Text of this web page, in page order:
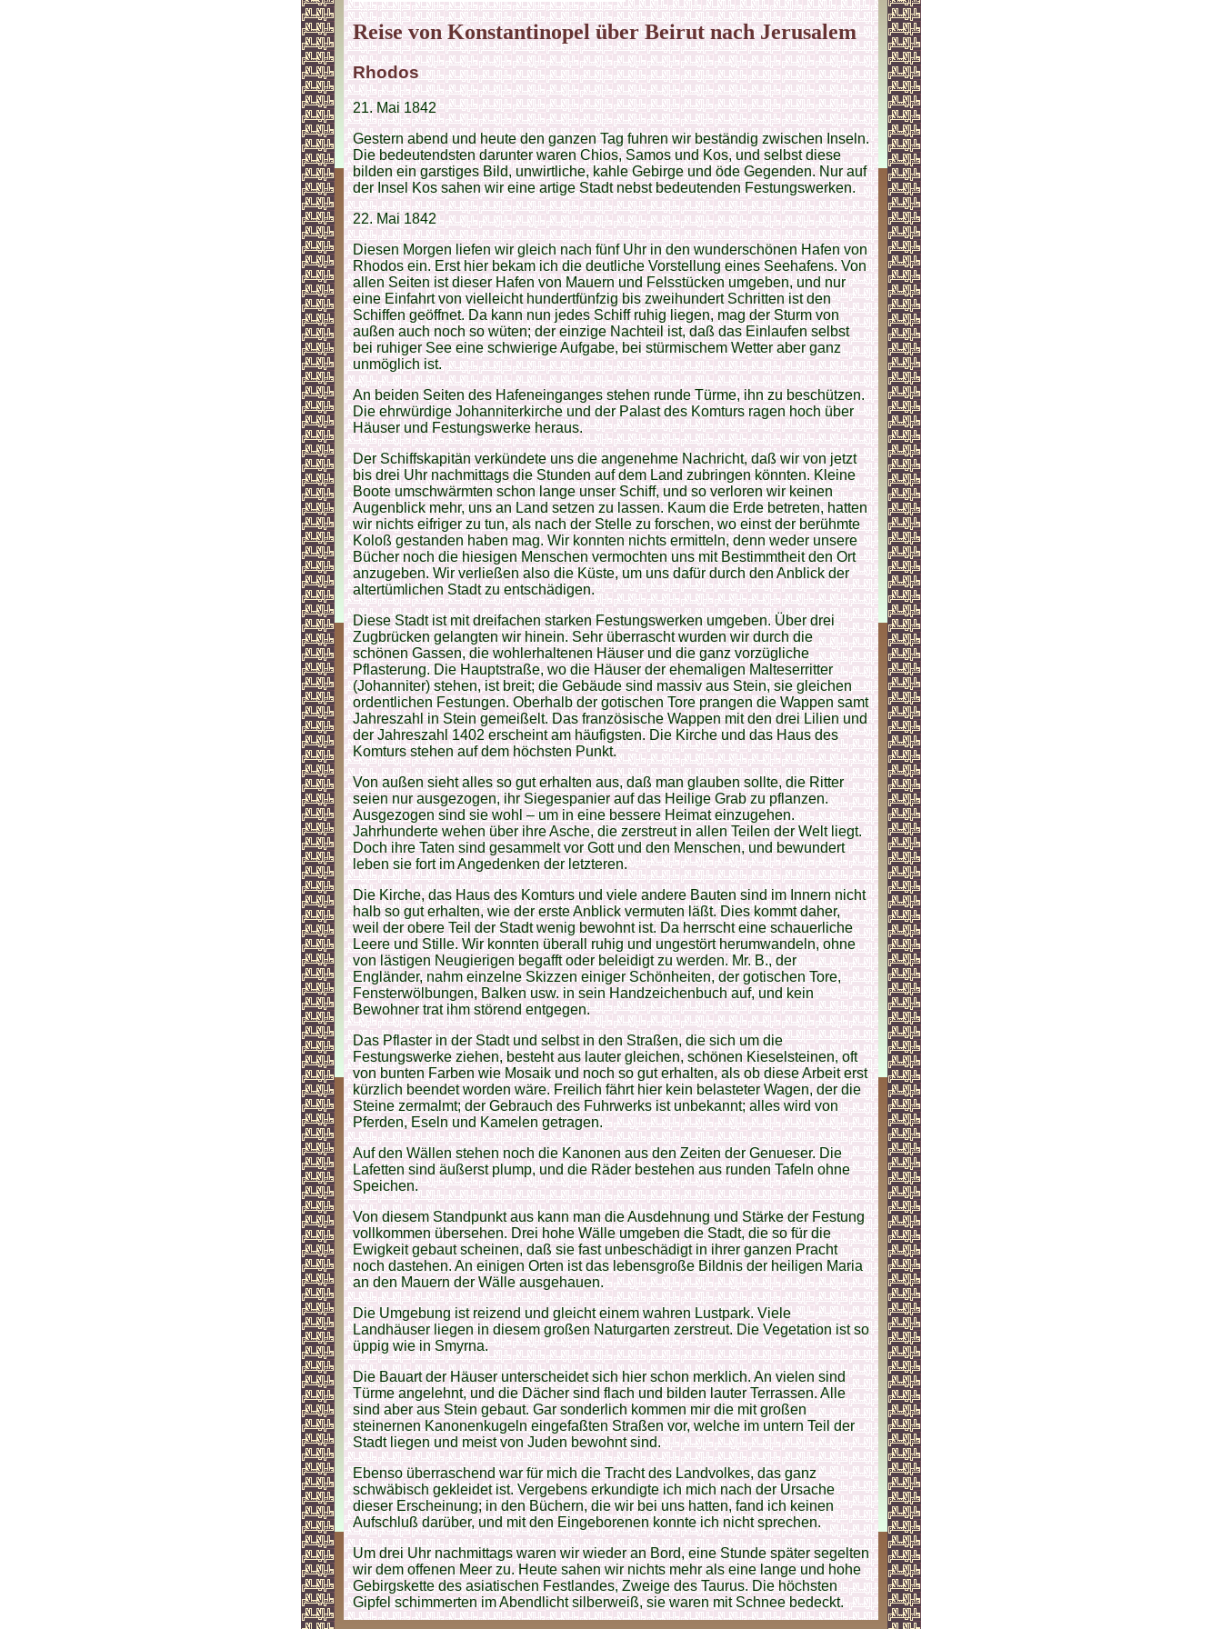
Reise von Konstantinopel über Beirut nach Jerusalem
Rhodos
21. Mai 1842
Gestern abend und heute den ganzen Tag fuhren wir beständig zwischen Inseln.
Die bedeutendsten darunter waren Chios, Samos und Kos, und selbst diese
bilden ein garstiges Bild, unwirtliche, kahle Gebirge und öde Gegenden. Nur auf
der Insel Kos sahen wir eine artige Stadt nebst bedeutenden Festungswerken.
22. Mai 1842
Diesen Morgen liefen wir gleich nach fünf Uhr in den wunderschönen Hafen von
Rhodos ein. Erst hier bekam ich die deutliche Vorstellung eines Seehafens. Von
allen Seiten ist dieser Hafen von Mauern und Felsstücken umgeben, und nur
eine Einfahrt von vielleicht hundertfünfzig bis zweihundert Schritten ist den
Schiffen geöffnet. Da kann nun jedes Schiff ruhig liegen, mag der Sturm von
außen auch noch so wüten; der einzige Nachteil ist, daß das Einlaufen selbst
bei ruhiger See eine schwierige Aufgabe, bei stürmischem Wetter aber ganz
unmöglich ist.
An beiden Seiten des Hafeneinganges stehen runde Türme, ihn zu beschützen.
Die ehrwürdige Johanniterkirche und der Palast des Komturs ragen hoch über
Häuser und Festungswerke heraus.
Der Schiffskapitän verkündete uns die angenehme Nachricht, daß wir von jetzt
bis drei Uhr nachmittags die Stunden auf dem Land zubringen könnten. Kleine
Boote umschwärmten schon lange unser Schiff, und so verloren wir keinen
Augenblick mehr, uns an Land setzen zu lassen. Kaum die Erde betreten, hatten
wir nichts eifriger zu tun, als nach der Stelle zu forschen, wo einst der berühmte
Koloß gestanden haben mag. Wir konnten nichts ermitteln, denn weder unsere
Bücher noch die hiesigen Menschen vermochten uns mit Bestimmtheit den Ort
anzugeben. Wir verließen also die Küste, um uns dafür durch den Anblick der
altertümlichen Stadt zu entschädigen.
Diese Stadt ist mit dreifachen starken Festungswerken umgeben. Über drei
Zugbrücken gelangten wir hinein. Sehr überrascht wurden wir durch die
schönen Gassen, die wohlerhaltenen Häuser und die ganz vorzügliche
Pflasterung. Die Hauptstraße, wo die Häuser der ehemaligen Malteserritter
(Johanniter) stehen, ist breit; die Gebäude sind massiv aus Stein, sie gleichen
ordentlichen Festungen. Oberhalb der gotischen Tore prangen die Wappen samt
Jahreszahl in Stein gemeißelt. Das französische Wappen mit den drei Lilien und
der Jahreszahl 1402 erscheint am häufigsten. Die Kirche und das Haus des
Komturs stehen auf dem höchsten Punkt.
Von außen sieht alles so gut erhalten aus, daß man glauben sollte, die Ritter
seien nur ausgezogen, ihr Siegespanier auf das Heilige Grab zu pflanzen.
Ausgezogen sind sie wohl – um in eine bessere Heimat einzugehen.
Jahrhunderte wehen über ihre Asche, die zerstreut in allen Teilen der Welt liegt.
Doch ihre Taten sind gesammelt vor Gott und den Menschen, und bewundert
leben sie fort im Angedenken der letzteren.
Die Kirche, das Haus des Komturs und viele andere Bauten sind im Innern nicht
halb so gut erhalten, wie der erste Anblick vermuten läßt. Dies kommt daher,
weil der obere Teil der Stadt wenig bewohnt ist. Da herrscht eine schauerliche
Leere und Stille. Wir konnten überall ruhig und ungestört herumwandeln, ohne
von lästigen Neugierigen begafft oder beleidigt zu werden. Mr. B., der
Engländer, nahm einzelne Skizzen einiger Schönheiten, der gotischen Tore,
Fensterwölbungen, Balken usw. in sein Handzeichenbuch auf, und kein
Bewohner trat ihm störend entgegen.
Das Pflaster in der Stadt und selbst in den Straßen, die sich um die
Festungswerke ziehen, besteht aus lauter gleichen, schönen Kieselsteinen, oft
von bunten Farben wie Mosaik und noch so gut erhalten, als ob diese Arbeit erst
kürzlich beendet worden wäre. Freilich fährt hier kein belasteter Wagen, der die
Steine zermalmt; der Gebrauch des Fuhrwerks ist unbekannt; alles wird von
Pferden, Eseln und Kamelen getragen.
Auf den Wällen stehen noch die Kanonen aus den Zeiten der Genueser. Die
Lafetten sind äußerst plump, und die Räder bestehen aus runden Tafeln ohne
Speichen.
Von diesem Standpunkt aus kann man die Ausdehnung und Stärke der Festung
vollkommen übersehen. Drei hohe Wälle umgeben die Stadt, die so für die
Ewigkeit gebaut scheinen, daß sie fast unbeschädigt in ihrer ganzen Pracht
noch dastehen. An einigen Orten ist das lebensgroße Bildnis der heiligen Maria
an den Mauern der Wälle ausgehauen.
Die Umgebung ist reizend und gleicht einem wahren Lustpark. Viele
Landhäuser liegen in diesem großen Naturgarten zerstreut. Die Vegetation ist so
üppig wie in Smyrna.
Die Bauart der Häuser unterscheidet sich hier schon merklich. An vielen sind
Türme angelehnt, und die Dächer sind flach und bilden lauter Terrassen. Alle
sind aber aus Stein gebaut. Gar sonderlich kommen mir die mit großen
steinernen Kanonenkugeln eingefaßten Straßen vor, welche im untern Teil der
Stadt liegen und meist von Juden bewohnt sind.
Ebenso überraschend war für mich die Tracht des Landvolkes, das ganz
schwäbisch gekleidet ist. Vergebens erkundigte ich mich nach der Ursache
dieser Erscheinung; in den Büchern, die wir bei uns hatten, fand ich keinen
Aufschluß darüber, und mit den Eingeborenen konnte ich nicht sprechen.
Um drei Uhr nachmittags waren wir wieder an Bord, eine Stunde später segelten
wir dem offenen Meer zu. Heute sahen wir nichts mehr als eine lange und hohe
Gebirgskette des asiatischen Festlandes, Zweige des Taurus. Die höchsten
Gipfel schimmerten im Abendlicht silberweiß, sie waren mit Schnee bedeckt.